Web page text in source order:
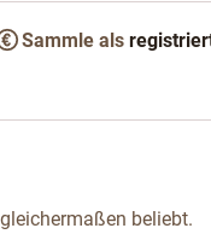
Sammle als
beliebt.